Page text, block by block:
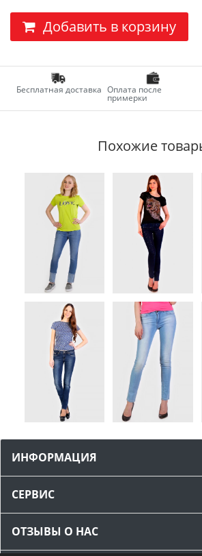
Добавить в корзину
Бесплатная доставка Оплата после
примерки
Похожие
ИНФОРМАЦИЯ
СЕРВИС
ОТЗЫВЫ О НАС